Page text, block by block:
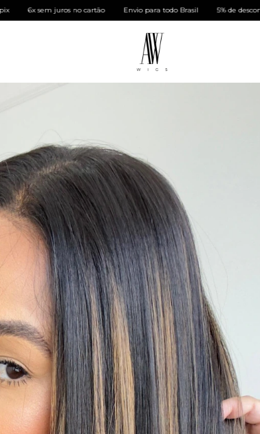
juros no cartão Envio para todo Brasil 5% de desconto no pix